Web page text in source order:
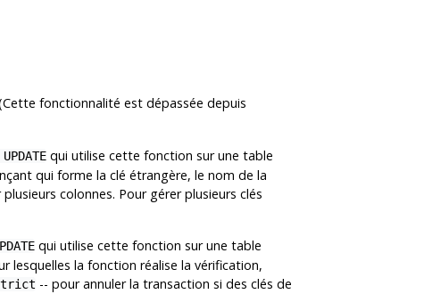
fonctionnalité est dépassée depuis
qui utilise cette fonction sur une table
qui forme la clé étrangère, le nom de la
colonnes. Pour gérer plusieurs clés
qui utilise cette fonction sur une table
lesquelles la fonction réalise la vérification,
-- pour annuler la transaction si des clés de